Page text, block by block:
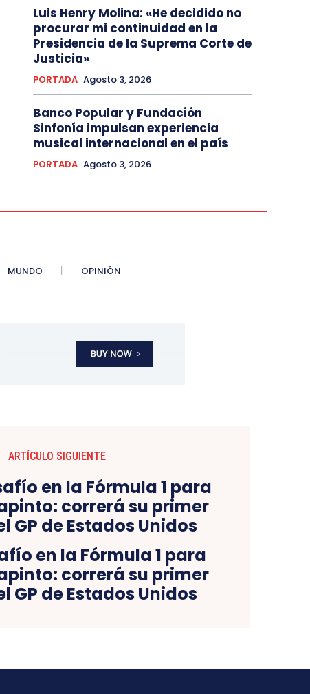
Luis Henry Molina: «He decidido no
procurar mi continuidad en la
Presidencia de la Suprema Corte de
Justicia»
PORTADA Agosto 3, 2026
Banco Popular y Fundación
Sinfonía impulsan experiencia
musical internacional en el país
PORTADA Agosto 3, 2026
MUNDO OPINIÓN
ARTÍCULO SIGUIENTE
en la Fórmula 1 para
correrá su primer
GP de Estados Unidos